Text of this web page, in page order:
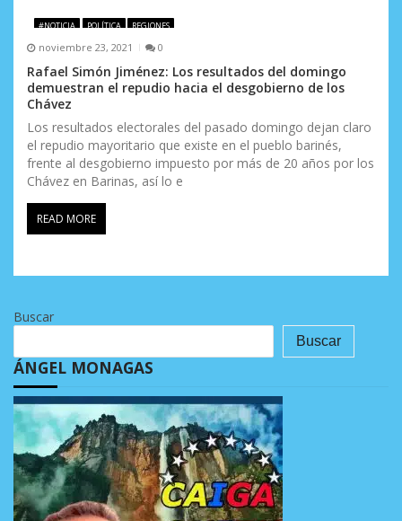
#NOTICIA POLÍTICA REGIONES
noviembre 23, 2021 0
Rafael Simón Jiménez: Los resultados del domingo
demuestran el repudio hacia el desgobierno de los
Chávez
Los resultados electorales del pasado domingo dejan claro
el repudio mayoritario que existe en el pueblo barinés,
frente al desgobierno impuesto por más de 20 años por los
Chávez en Barinas, así lo e
READ MORE
Buscar
Buscar
ÁNGEL MONAGAS